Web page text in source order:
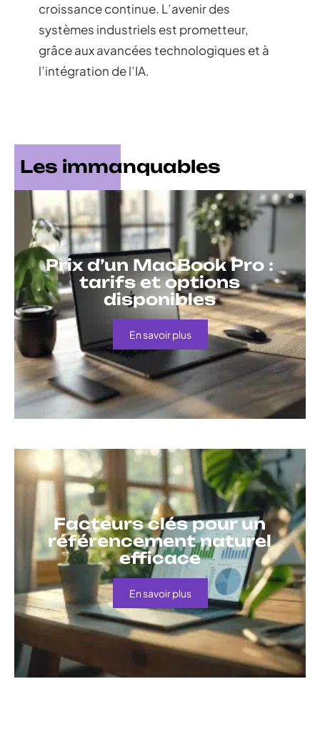
croissance continue. L’avenir des
systèmes industriels est prometteur,
grâce aux avancées technologiques et à
l’intégration de l’IA.
Les immanquables
Prix d’un MacBook Pro :
tarifs et options
disponibles
En savoir plus
Facteurs clés pour un
référencement naturel
efficace
En savoir plus